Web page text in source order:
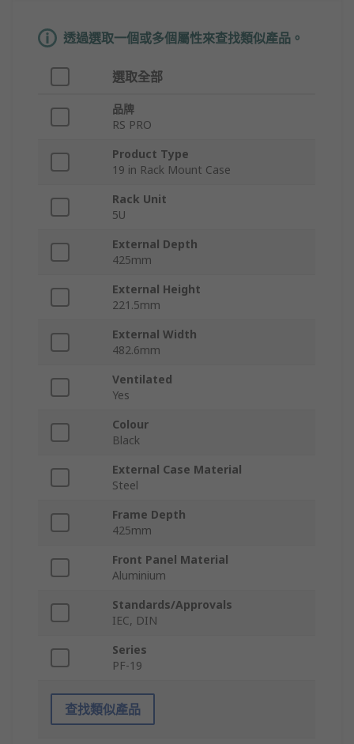
透過選取一個或多個屬性來查找類似產品。
選取全部
品牌
RS PRO
Product Type
19 in Rack Mount Case
Rack Unit
5U
External Depth
425mm
External Height
221.5mm
External Width
482.6mm
Ventilated
Yes
Colour
Black
External Case Material
Steel
Frame Depth
425mm
Front Panel Material
Aluminium
Standards/Approvals
IEC, DIN
Series
PF-19
查找類似產品